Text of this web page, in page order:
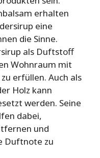
erhalten
eine
die Sinne.
als Duftstoff
Wohnraum mit
erfüllen. Auch als
Holz kann
werden. Seine
dabei,
und
Duftnote zu